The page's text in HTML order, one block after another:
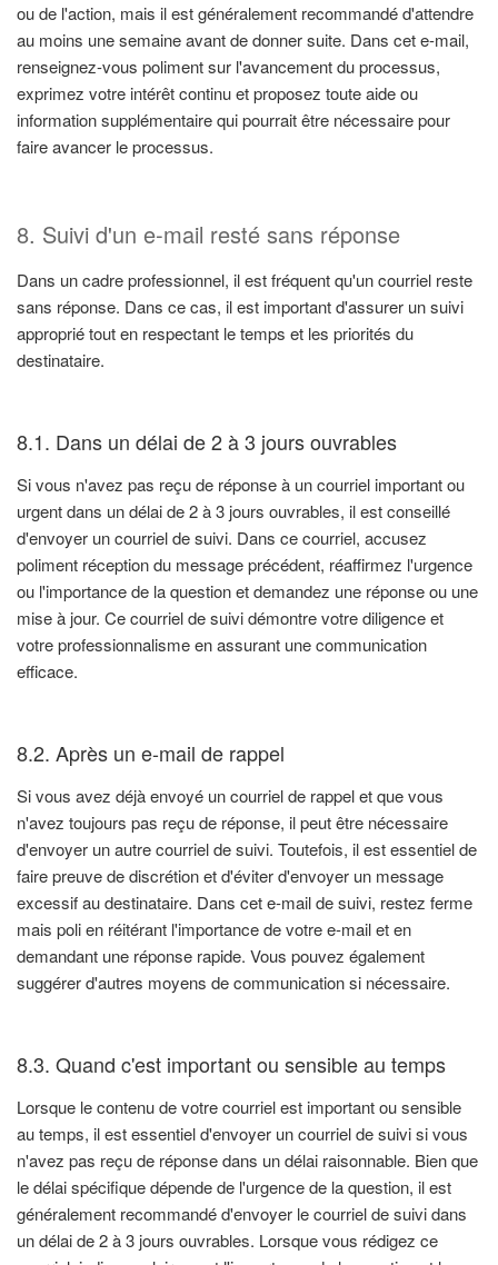
ou de l'action, mais il est généralement recommandé d'attendre
au moins une semaine avant de donner suite. Dans cet e-mail,
renseignez-vous poliment sur l'avancement du processus,
exprimez votre intérêt continu et proposez toute aide ou
information supplémentaire qui pourrait être nécessaire pour
faire avancer le processus.
8. Suivi d'un e-mail resté sans réponse
Dans un cadre professionnel, il est fréquent qu'un courriel reste
sans réponse. Dans ce cas, il est important d'assurer un suivi
approprié tout en respectant le temps et les priorités du
destinataire.
8.1. Dans un délai de 2 à 3 jours ouvrables
Si vous n'avez pas reçu de réponse à un courriel important ou
urgent dans un délai de 2 à 3 jours ouvrables, il est conseillé
d'envoyer un courriel de suivi. Dans ce courriel, accusez
poliment réception du message précédent, réaffirmez l'urgence
ou l'importance de la question et demandez une réponse ou une
mise à jour. Ce courriel de suivi démontre votre diligence et
votre professionnalisme en assurant une communication
efficace.
8.2. Après un e-mail de rappel
Si vous avez déjà envoyé un courriel de rappel et que vous
n'avez toujours pas reçu de réponse, il peut être nécessaire
d'envoyer un autre courriel de suivi. Toutefois, il est essentiel de
faire preuve de discrétion et d'éviter d'envoyer un message
excessif au destinataire. Dans cet e-mail de suivi, restez ferme
mais poli en réitérant l'importance de votre e-mail et en
demandant une réponse rapide. Vous pouvez également
suggérer d'autres moyens de communication si nécessaire.
8.3. Quand c'est important ou sensible au temps
Lorsque le contenu de votre courriel est important ou sensible
au temps, il est essentiel d'envoyer un courriel de suivi si vous
n'avez pas reçu de réponse dans un délai raisonnable. Bien que
le délai spécifique dépende de l'urgence de la question, il est
généralement recommandé d'envoyer le courriel de suivi dans
un délai de 2 à 3 jours ouvrables. Lorsque vous rédigez ce